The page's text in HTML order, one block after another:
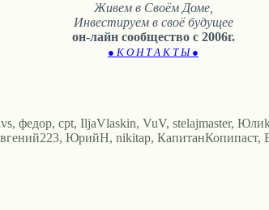
Живем в Своём Доме,
Инвестируем в своё будущее
он-лайн сообщество с 2006г.
● К О Н Т А К Т Ы ●
cpt, IljaVlaskin, VuV, stelajmaster,
ЮрийН, nikitap, КапитанКопипаст,